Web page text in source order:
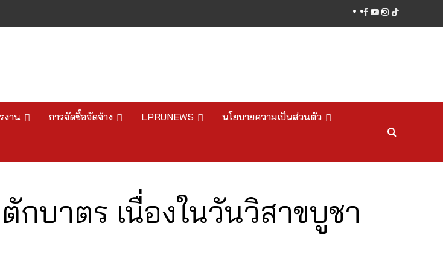
facebook
youtube
instagram
tiktok
งาน การจัดซื้อจัดจ้าง LPRUNEWS นโยบายความเป็นส่วนตัว
บาตร เนื่องในวันวิสาขบูชา